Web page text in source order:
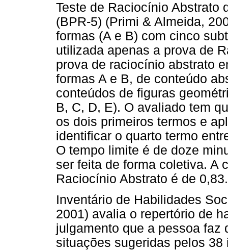
Teste de Raciocínio Abstrato
(BPR-5) (Primi & Almeida,
formas (A e B) com cinco
utilizada apenas a prova de
prova de raciocínio abstrato
formas A e B, de conteúdo
conteúdos de figuras
B, C, D, E). O avaliado tem
os dois primeiros termos e
identificar o quarto termo
O tempo limite é de doze
ser feita de forma coletiva. A
Raciocínio Abstrato é de 0,83.
Inventário de Habilidades
2001) avalia o repertório de
julgamento que a pessoa faz
situações sugeridas pelos